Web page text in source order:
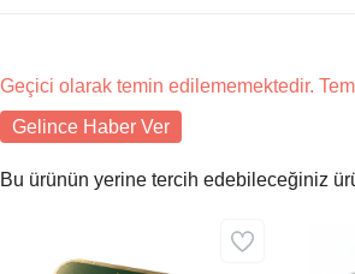
Geçici olarak temin edilememektedir.
Gelince Haber Ver
Bu ürünün yerine tercih edebileceğiniz